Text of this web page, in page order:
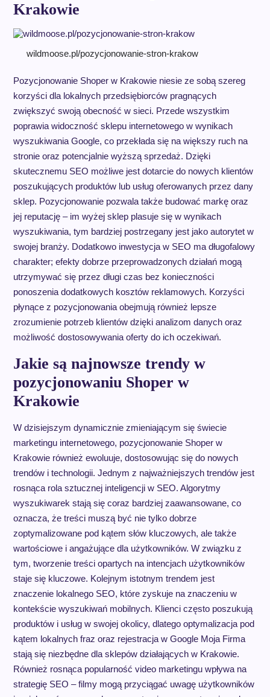
Krakowie
wildmoose.pl/pozycjonowanie-stron-krakow
Pozycjonowanie Shoper w Krakowie niesie ze sobą szereg
korzyści dla lokalnych przedsiębiorców pragnących
zwiększyć swoją obecność w sieci. Przede wszystkim
poprawia widoczność sklepu internetowego w wynikach
wyszukiwania Google, co przekłada się na większy ruch na
stronie oraz potencjalnie wyższą sprzedaż. Dzięki
skutecznemu SEO możliwe jest dotarcie do nowych klientów
poszukujących produktów lub usług oferowanych przez dany
sklep. Pozycjonowanie pozwala także budować markę oraz
jej reputację – im wyżej sklep plasuje się w wynikach
wyszukiwania, tym bardziej postrzegany jest jako autorytet w
swojej branży. Dodatkowo inwestycja w SEO ma długofalowy
charakter; efekty dobrze przeprowadzonych działań mogą
utrzymywać się przez długi czas bez konieczności
ponoszenia dodatkowych kosztów reklamowych. Korzyści
płynące z pozycjonowania obejmują również lepsze
zrozumienie potrzeb klientów dzięki analizom danych oraz
możliwość dostosowywania oferty do ich oczekiwań.
Jakie są najnowsze trendy w
pozycjonowaniu Shoper w
Krakowie
W dzisiejszym dynamicznie zmieniającym się świecie
marketingu internetowego, pozycjonowanie Shoper w
Krakowie również ewoluuje, dostosowując się do nowych
trendów i technologii. Jednym z najważniejszych trendów jest
rosnąca rola sztucznej inteligencji w SEO. Algorytmy
wyszukiwarek stają się coraz bardziej zaawansowane, co
oznacza, że treści muszą być nie tylko dobrze
zoptymalizowane pod kątem słów kluczowych, ale także
wartościowe i angażujące dla użytkowników. W związku z
tym, tworzenie treści opartych na intencjach użytkowników
staje się kluczowe. Kolejnym istotnym trendem jest
znaczenie lokalnego SEO, które zyskuje na znaczeniu w
kontekście wyszukiwań mobilnych. Klienci często poszukują
produktów i usług w swojej okolicy, dlatego optymalizacja pod
kątem lokalnych fraz oraz rejestracja w Google Moja Firma
stają się niezbędne dla sklepów działających w Krakowie.
Również rosnąca popularność video marketingu wpływa na
strategię SEO – filmy mogą przyciągać uwagę użytkowników